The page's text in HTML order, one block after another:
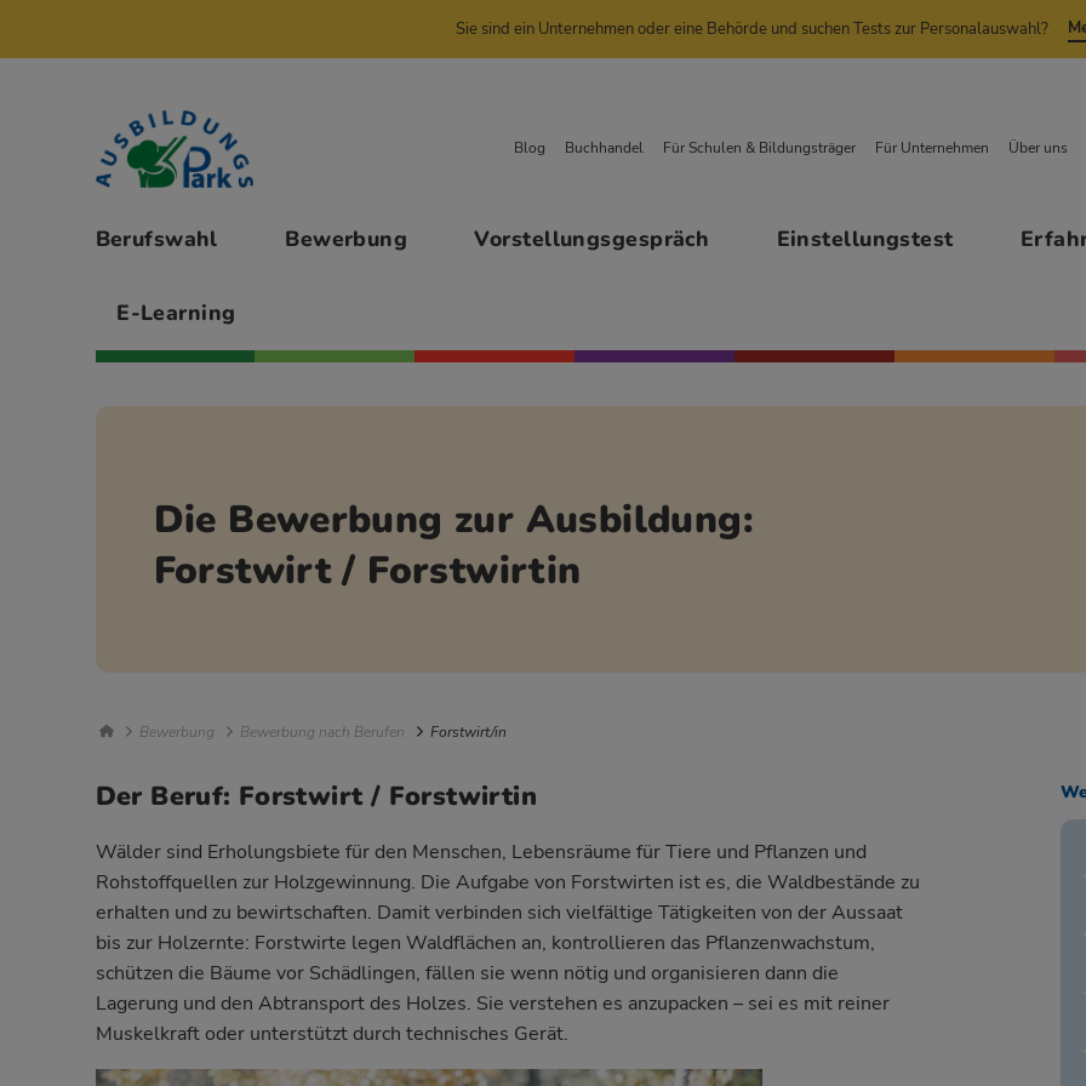
Sie sind ein Unternehmen oder eine Behörde und suchen Tests zur Personalauswahl?
Berufswahl Bewerbung Vorstellungsgespräch Einstellungstest
E-Learning
Blog Buchhandel Für Schulen & Bildungsträger Für Unternehmen Über uns
Die Bewerbung zur Ausbildung:
Forstwirt / Forstwirtin
Breadcrumb Navigation
Bewerbung Bewerbung nach Berufen Forstwirt/in
Der Beruf: Forstwirt / Forstwirtin
Wälder sind Erholungsbiete für den Menschen, Lebensräume für Tiere und Pflanzen und
Rohstoffquellen zur Holzgewinnung. Die Aufgabe von Forstwirten ist es, die Waldbestände zu
erhalten und zu bewirtschaften. Damit verbinden sich vielfältige Tätigkeiten von der Aussaat
bis zur Holzernte: Forstwirte legen Waldflächen an, kontrollieren das Pflanzenwachstum,
schützen die Bäume vor Schädlingen, fällen sie wenn nötig und organisieren dann die
Lagerung und den Abtransport des Holzes. Sie verstehen es anzupacken – sei es mit reiner
Muskelkraft oder unterstützt durch technisches Gerät.